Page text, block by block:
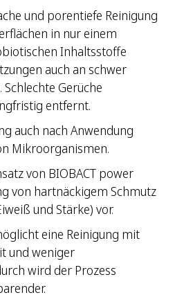
und porentiefe Reinigung
in nur einem
Inhaltsstoffe
auch an schwer
Gerüche
entfernt.
auch nach Anwendung
Mikroorganismen.
von BIOBACT power
von hartnäckigem Schmutz
und Stärke) vor.
eine Reinigung mit
und weniger
wird der Prozess